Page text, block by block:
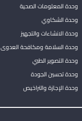
وحدة المعلومات الصحية
وحدة الشكاوي
وحدة الانشاءات والتجهيز
وحدة السلامة ومكافحة العدوى
وحدة التصوير الطبي
وحدة تحسين الجودة
وحدة الإجازة والتراخيص